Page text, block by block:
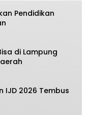
Pendidikan
di Lampung
IJD 2026 Tembus